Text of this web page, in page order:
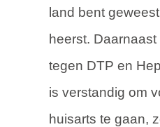
land bent
heerst.
tegen DTP en
is verstandig om
huisarts te gaan,